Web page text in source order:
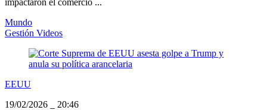
impactaron el comercio ...
Mundo
Gestión Videos
EEUU
19/02/2026
20:46